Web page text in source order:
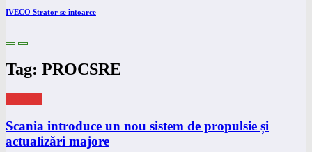
IVECO Strator se întoarce
Tag: PROCSRE
Scania introduce un nou sistem de propulsie și
actualizări majore